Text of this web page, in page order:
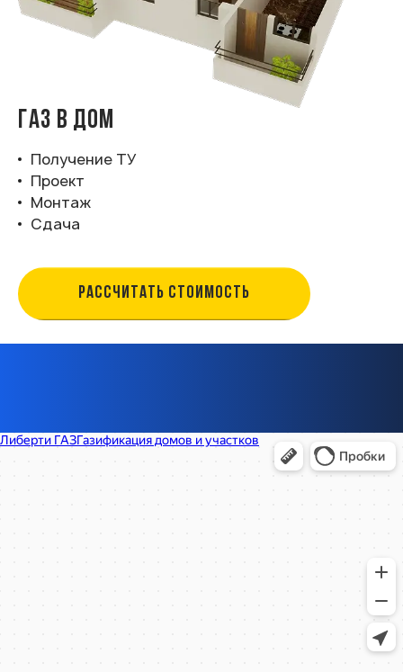
ГАЗ В ДОМ
Получение ТУ
Проект
Монтаж
Сдача
РАССЧИТАТЬ СТОИМОСТЬ